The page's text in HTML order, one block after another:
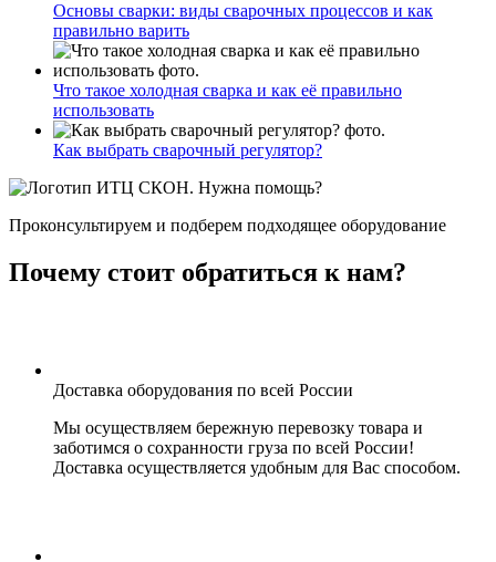
Основы сварки: виды сварочных процессов и как
правильно варить
Что такое холодная сварка и как её правильно
использовать
Как выбрать сварочный регулятор?
Нужна помощь?
Проконсультируем и подберем подходящее оборудование
Почему стоит обратиться к нам?
Доставка оборудования по всей России
Мы осуществляем бережную перевозку товара и
заботимся о сохранности груза по всей России!
Доставка осуществляется удобным для Вас способом.